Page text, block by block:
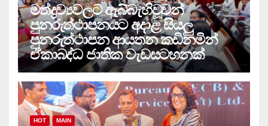
මත්ද්‍රව්‍යවලට ඇබ්බැහිවූවන්
පුනරුත්ථාපනයට අදාළ සියලු
පුනරුත්ථාපන ආයතන කඩිනමින්
ඒකාබද්ධ ජාතික වැඩසටහනක්
HOT MAIN